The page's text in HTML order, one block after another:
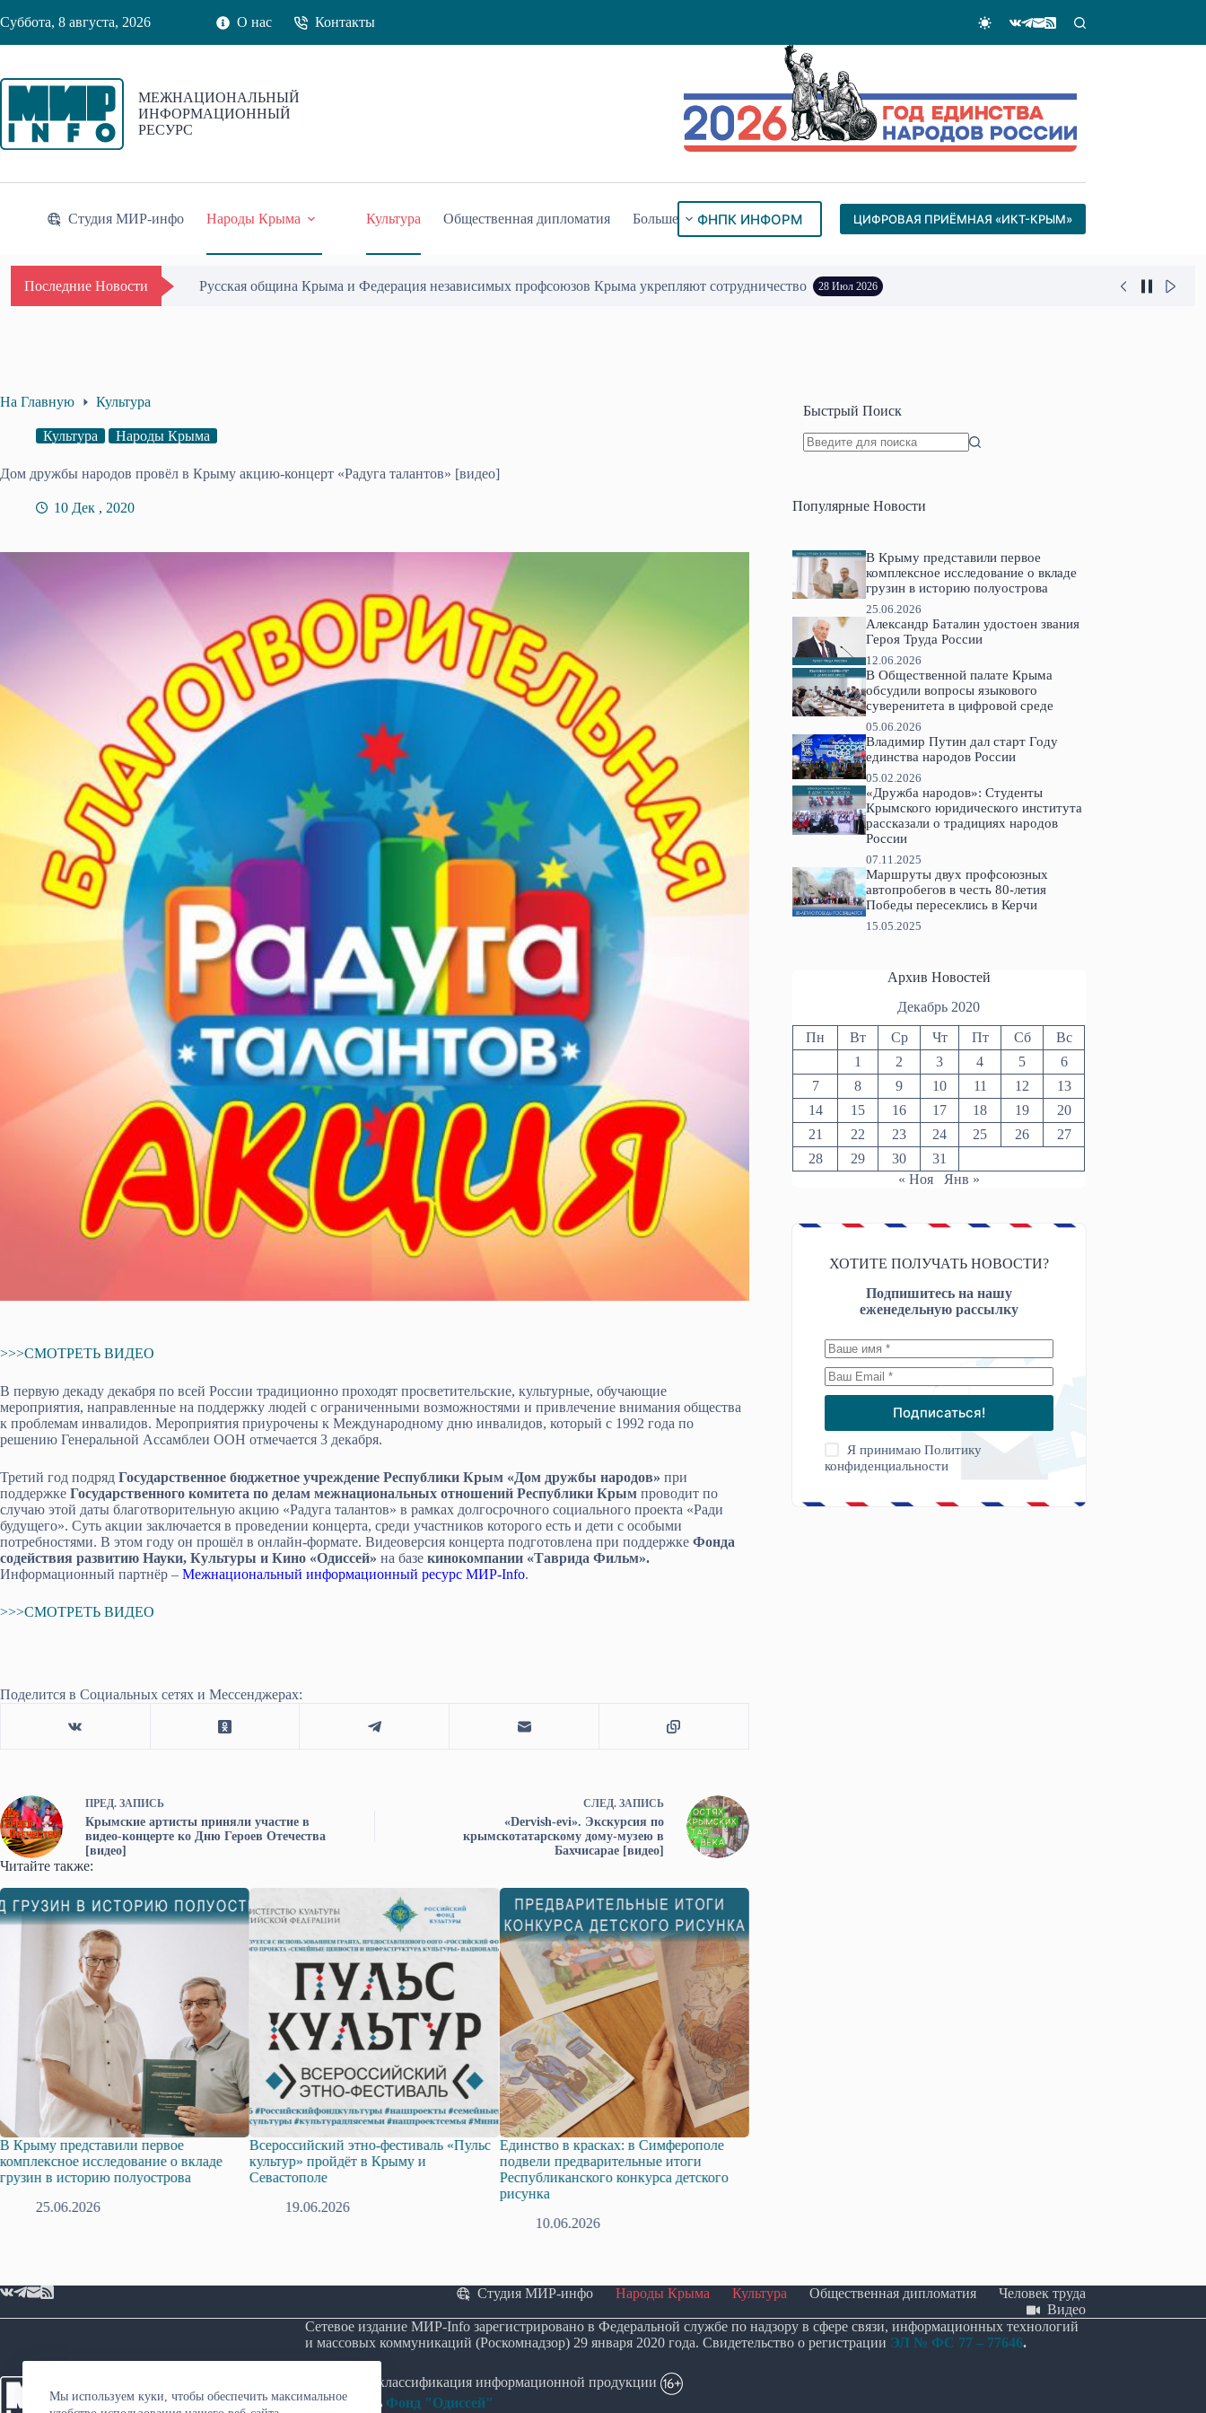
к
Мы используем куки, чтобы обеспечить максимальное
Суббота, 8 августа, 2026 О нас Контакты
МЕЖНАЦИОНАЛЬНЫЙ
ИНФОРМАЦИОННЫЙ
РЕСУРС
Студия МИР-инфо Народы Крыма Культура Общественная дипломатия Больше ФНПК ИНФОРМ ЦИФРОВАЯ ПРИЁМНАЯ «ИКТ-КРЫМ»
Последние Новости Русская община Крыма и Федерация независимых профсоюзов Крыма укрепляют сотрудничество 28 Июл 2026
На Главную Культура
Культура Народы Крыма
Дом дружбы народов провёл в Крыму акцию-концерт «Радуга талантов» [видео]
10 Дек , 2020
>>>СМОТРЕТЬ ВИДЕО
В первую декаду декабря по всей России традиционно проходят просветительские, культурные, обучающие
мероприятия, направленные на поддержку людей с ограниченными возможностями и привлечение внимания общества
к проблемам инвалидов. Мероприятия приурочены к Международному дню инвалидов, который с 1992 года по
решению Генеральной Ассамблеи ООН отмечается 3 декабря.
Третий год подряд Государственное бюджетное учреждение Республики Крым «Дом дружбы народов» при
поддержке Государственного комитета по делам межнациональных отношений Республики Крым проводит по
случаю этой даты благотворительную акцию «Радуга талантов» в рамках долгосрочного социального проекта «Ради
будущего». Суть акции заключается в проведении концерта, среди участников которого есть и дети с особыми
потребностями. В этом году он прошёл в онлайн-формате. Видеоверсия концерта подготовлена при поддержке Фонда
содействия развитию Науки, Культуры и Кино «Одиссей» на базе кинокомпании «Таврида Фильм».
Информационный партнёр – Межнациональный информационный ресурс МИР-Info.
>>>СМОТРЕТЬ ВИДЕО
Поделится в Социальных сетях и Мессенджерах:
ПРЕД. ЗАПИСЬ
Крымские артисты приняли участие в
видео-концерте ко Дню Героев Отечества
[видео]
СЛЕД. ЗАПИСЬ
«Dervish-evi». Экскурсия по
крымскотатарскому дому-музею в
Бахчисарае [видео]
Читайте также:
представили первое
исследование о вкладе
в историю полуострова
25.06.2026
Всероссийский этно-фестиваль «Пульс
культур» пройдёт в Крыму и
Севастополе
19.06.2026
Единство в красках: в Симферополе
подвели предварительные итоги
Республиканского конкурса детского
рисунка
10.06.2026
От государственной национальной
Масква, Донецк, Крым
Быстрый Поиск
Популярные Новости
В Крыму представили первое
комплексное исследование о вкладе
грузин в историю полуострова
25.06.2026
Александр Баталин удостоен звания
Героя Труда России
12.06.2026
В Общественной палате Крыма
обсудили вопросы языкового
суверенитета в цифровой среде
05.06.2026
Владимир Путин дал старт Году
единства народов России
05.02.2026
«Дружба народов»: Студенты
Крымского юридического института
рассказали о традициях народов
России
07.11.2025
Маршруты двух профсоюзных
автопробегов в честь 80-летия
Победы пересеклись в Керчи
15.05.2025
Архив Новостей
Декабрь 2020
Пн Вт Ср Чт Пт Сб
Вс
1
2 3 4 5
6
7
8 9 10 11 12
13
14
15 16 17 18 19
20
21
22 23 24 25 26
27
28
29 30
31
« Ноя
Янв »
ХОТИТЕ ПОЛУЧАТЬ НОВОСТИ?
Подпишитесь на нашу
еженедельную рассылку
Подписаться!
Я принимаюПолитику
конфиденциальности
Студия МИР-инфо Народы Крыма Культура Общественная дипломатия
Человек труда
Видео
Сетевое издание МИР-Info зарегистрировано в Федеральной службе по надзору в сфере связи, информационных технологий
и массовых коммуникаций (Роскомнадзор) 29 января 2020 года. Свидетельство о регистрации ЭЛ № ФС 77 – 77646.
Возрастная классификация информационной продукции
Учредитель Фонд "Одиссей"